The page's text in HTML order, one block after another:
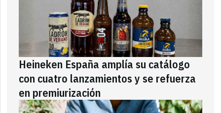
Heineken España amplía su catálogo
con cuatro lanzamientos y se refuerza
en premiurización